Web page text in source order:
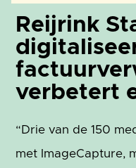
Reijrink
verbetert
“Drie van de 150
met ImageCapture,